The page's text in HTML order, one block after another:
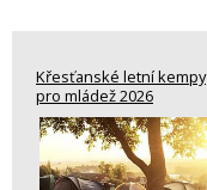
Křesťanské letní kempy
pro mládež 2026